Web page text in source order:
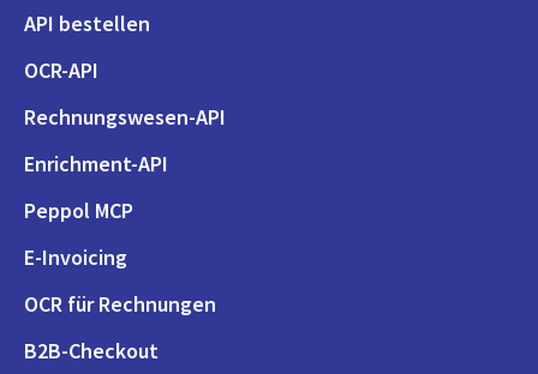
API bestellen
OCR-API
Rechnungswesen-API
Enrichment-API
Peppol MCP
E-Invoicing
OCR für Rechnungen
B2B-Checkout